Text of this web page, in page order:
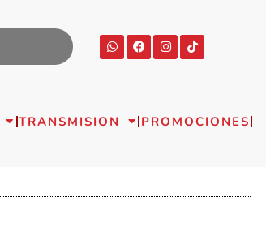
TRANSMISION
PROMOCIONES